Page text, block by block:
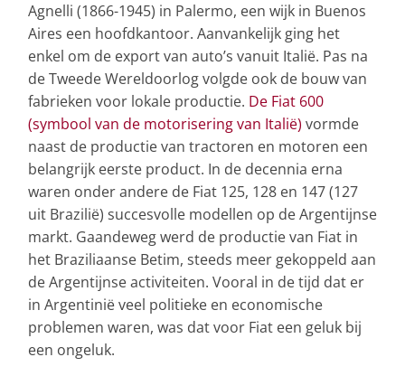
Agnelli (1866-1945) in Palermo, een wijk in Buenos
Aires een hoofdkantoor. Aanvankelijk ging het
enkel om de export van auto’s vanuit Italië. Pas na
de Tweede Wereldoorlog volgde ook de bouw van
fabrieken voor lokale productie. De Fiat 600
(symbool van de motorisering van Italië) vormde
naast de productie van tractoren en motoren een
belangrijk eerste product. In de decennia erna
waren onder andere de Fiat 125, 128 en 147 (127
uit Brazilië) succesvolle modellen op de Argentijnse
markt. Gaandeweg werd de productie van Fiat in
het Braziliaanse Betim, steeds meer gekoppeld aan
de Argentijnse activiteiten. Vooral in de tijd dat er
in Argentinië veel politieke en economische
problemen waren, was dat voor Fiat een geluk bij
een ongeluk.